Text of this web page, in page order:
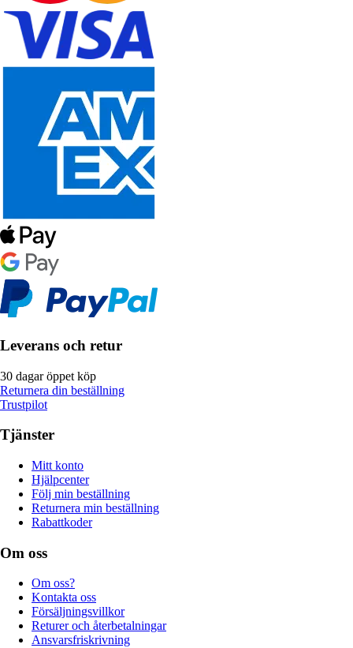
Leverans och retur
30 dagar öppet köp
Returnera din beställning
Trustpilot
Tjänster
Mitt konto
Hjälpcenter
Följ min beställning
Returnera min beställning
Rabattkoder
Om oss
Om oss?
Kontakta oss
Försäljningsvillkor
Returer och återbetalningar
Ansvarsfriskrivning